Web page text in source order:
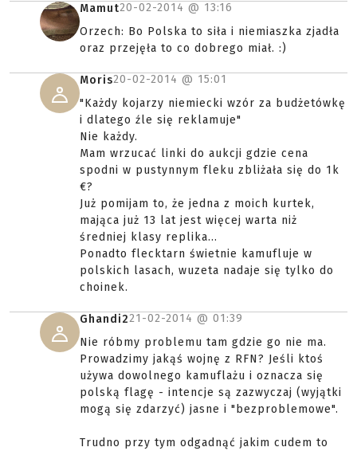
Mamut20-02-2014 @ 13:16
Orzech: Bo Polska to siła i niemiaszka zjadła
oraz przejęła to co dobrego miał. :)
Moris20-02-2014 @ 15:01
"Każdy kojarzy niemiecki wzór za budżetówkę
i dlatego źle się reklamuje"
Nie każdy.
Mam wrzucać linki do aukcji gdzie cena
spodni w pustynnym fleku zbliżała się do 1k
€?
Już pomijam to, że jedna z moich kurtek,
mająca już 13 lat jest więcej warta niż
średniej klasy replika...
Ponadto flecktarn świetnie kamufluje w
polskich lasach, wuzeta nadaje się tylko do
choinek.
Ghandi221-02-2014 @ 01:39
Nie róbmy problemu tam gdzie go nie ma.
Prowadzimy jakąś wojnę z RFN? Jeśli ktoś
używa dowolnego kamuflażu i oznacza się
polską flagę - intencje są zazwyczaj (wyjątki
mogą się zdarzyć) jasne i "bezproblemowe".
Trudno przy tym odgadnąć jakim cudem to